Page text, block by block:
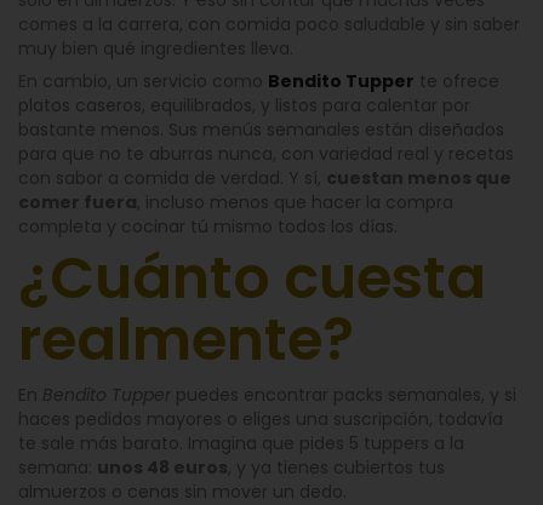
comes a la carrera, con comida poco saludable y sin saber
muy bien qué ingredientes lleva.
En cambio, un servicio como Bendito Tupper te ofrece
platos caseros, equilibrados, y listos para calentar por
bastante menos. Sus menús semanales están diseñados
para que no te aburras nunca, con variedad real y recetas
con sabor a comida de verdad. Y sí, cuestan menos que
comer fuera, incluso menos que hacer la compra
completa y cocinar tú mismo todos los días.
¿Cuánto cuesta
realmente?
En Bendito Tupper puedes encontrar packs semanales, y si
haces pedidos mayores o eliges una suscripción, todavía
te sale más barato. Imagina que pides 5 tuppers a la
semana: unos 48 euros, y ya tienes cubiertos tus
almuerzos o cenas sin mover un dedo.